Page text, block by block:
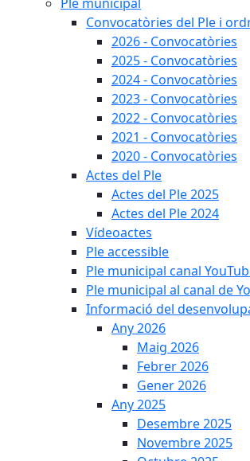
Convocatòries del Ple i
2026 - Convocatòries
2025 - Convocatòries
2024 - Convocatòries
2023 - Convocatòries
2022 - Convocatòries
2021 - Convocatòries
2020 - Convocatòries
Actes del Ple
Actes del Ple 2025
Actes del Ple 2024
Vídeoactes
Ple accessible
Ple municipal canal
Ple municipal al canal de
Informació del
Any 2026
Maig 2026
Febrer 2026
Gener 2026
Any 2025
Desembre 2025
Novembre 2025